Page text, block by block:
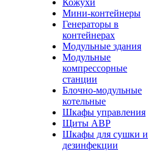
Кожухи
Мини-контейнеры
Генераторы в
контейнерах
Модульные здания
Модульные
компрессорные
станции
Блочно-модульные
котельные
Шкафы управления
Щиты АВР
Шкафы для сушки и
дезинфекции